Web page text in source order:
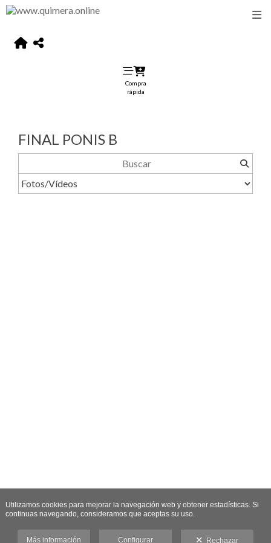
Compra
rápida
FINAL PONIS B
Utilizamos cookies para mejorar la navegación web y obtener estadísticas. Si
continuas navegando, consideramos que aceptas su uso.
Más información Configurar Rechazar